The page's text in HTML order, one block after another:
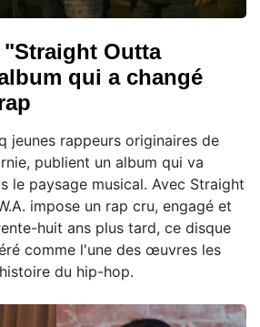
"Straight Outta
qui a changé
jeunes rappeurs originaires de
publient un album qui va
le paysage musical. Avec Straight
impose un rap cru, engagé et
huit ans plus tard, ce disque
comme l'une des œuvres les
du hip-hop.